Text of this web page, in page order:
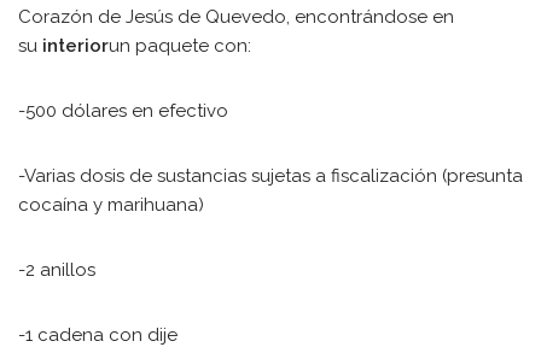
Corazón de Jesús de Quevedo, encontrándose en
su interiorun paquete con:
-500 dólares en efectivo
-Varias dosis de sustancias sujetas a fiscalización (presunta
cocaína y marihuana)
-2 anillos
-1 cadena con dije